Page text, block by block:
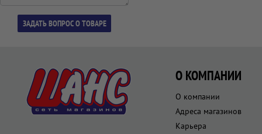
О КОМПАНИИ
О компании
Адреса магазинов
Карьера